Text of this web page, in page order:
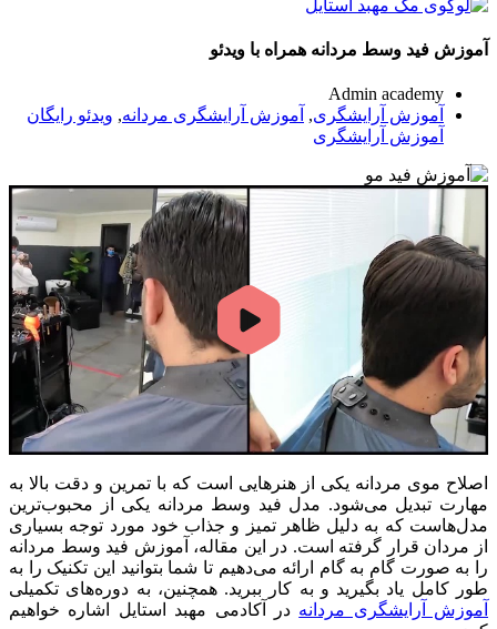
آموزش فید وسط مردانه همراه با ویدئو
Admin academy
آموزش آرایشگری, آموزش آرایشگری مردانه, ویدئو رایگان
آموزش آرایشگری
00:00 09:57
اصلاح موی مردانه یکی از هنرهایی است که با تمرین و دقت بالا به
مهارت تبدیل می‌شود. مدل فید وسط مردانه یکی از محبوب‌ترین
مدل‌هاست که به دلیل ظاهر تمیز و جذاب خود مورد توجه بسیاری
از مردان قرار گرفته است. در این مقاله، آموزش فید وسط مردانه
را به صورت گام به گام ارائه می‌دهیم تا شما بتوانید این تکنیک را به
طور کامل یاد بگیرید و به کار ببرید. همچنین، به دوره‌های تکمیلی
آموزش آرایشگری مردانه در آکادمی مهبد استایل اشاره خواهیم